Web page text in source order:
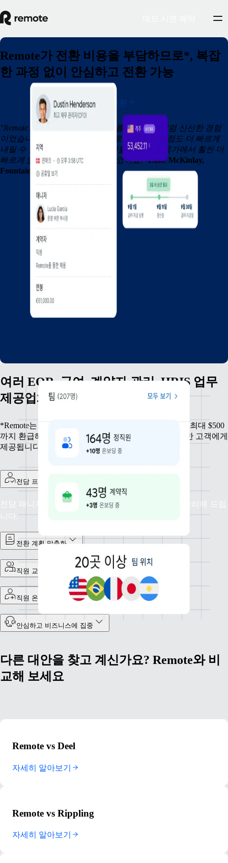
Remote가 전환 비용을 부담하므로*, 복잡
한 과정 없이 안심하고 전환 가능
"Remote로의 전환은 상쾌한 공기를 마시는 것처럼 신선한 경험
이었습니다. 전보다 더 효율적으로 운영하며 결정도 더 빠르게
내릴 수 있게 됐을 뿐 아니라 직원들이 새로운 국가에서 훨씬 더
빠르게 업무를 시작할 수 있게 되었어요." Luke McKinlay,
Fountain 재무 부문 VP
지금 전환
여러 EOR, 급여, 계약자 관리, HRIS 업무
제공업체에서 Remote로의 전환
*Remote는 전환 비용 부담을 덜 수 있도록 직원 1인당 최대 $500
까지 환급해 드리며, 이 혜택은 최소 1년 계약을 체결한 고객에게
제공됩니다.
전담 프로젝트 매니저 배정
전담 매니저가 배정되어 Remote로의 전환 절차를 관리해 드립
니다.
전환 계획 맞춤화
직원 교육
직원 온보딩
안심하고 비즈니스에 집중
다른 대안을 찾고 계신가요? Remote와 비
교해 보세요
Remote vs Deel
자세히 알아보기
Remote vs Rippling
자세히 알아보기